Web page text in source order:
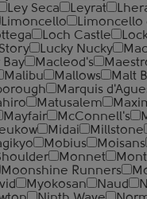
Ley Seca Leyrat
Limoncello
Limoncello
Loch Castle
Lucky Nucky
Bay Macleod's
Malibu Mallows Malt B
Marquis
Matusalem
Mayfair McConnell's
Midai Millstone
Mobius Moisans
Monnet
Moonshine Runners
Myokosan Naud